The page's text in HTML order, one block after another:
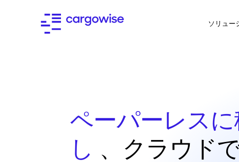
ソリュー
ペーパーレス
し 、クラウド